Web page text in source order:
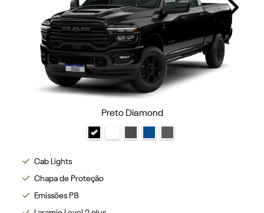
Preto Diamond
Cab Lights
Chapa de Proteção
Emissões P8
Next